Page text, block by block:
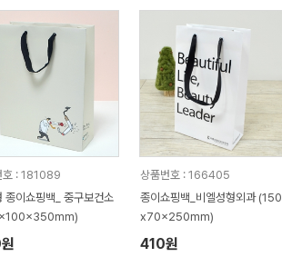
호 : 181089
종이쇼핑백_ 중구보건소
상품번호 : 166405
종이쇼핑백_비엘성형외과 (150
x70x250mm)
410원